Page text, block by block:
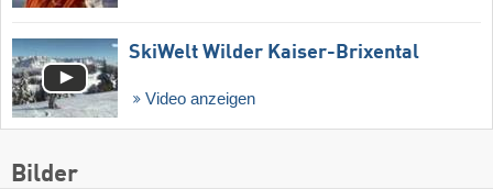
SkiWelt Wilder Kaiser-Brixental
Video anzeigen
Bilder